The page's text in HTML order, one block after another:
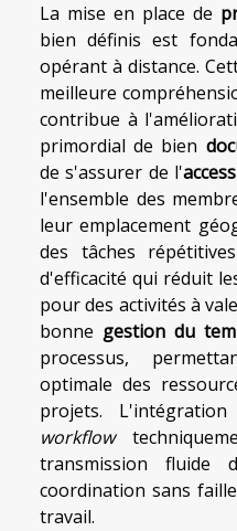
La mise en place de
bien définis est
opérant à distance.
meilleure
contribue à
primordial de bien
de s'assurer de l'
l'ensemble des
leur emplacement
des tâches
d'efficacité qui réduit
pour des activités à
bonne gestion du
processus,
optimale des
projets.
workflow
transmission fluide
coordination sans
travail.